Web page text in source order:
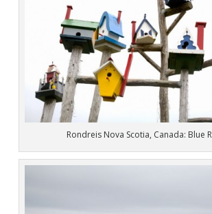
Rondreis Nova Scotia, Canada: Blue